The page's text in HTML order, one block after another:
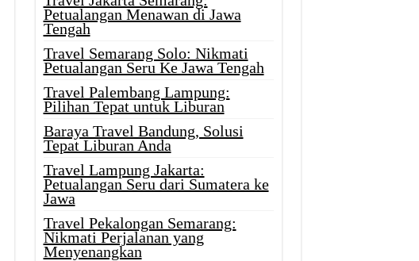
Petualangan Menawan di Jawa
Tengah
Travel Semarang Solo: Nikmati
Petualangan Seru Ke Jawa Tengah
Travel Palembang Lampung:
Pilihan Tepat untuk Liburan
Baraya Travel Bandung, Solusi
Tepat Liburan Anda
Travel Lampung Jakarta:
Petualangan Seru dari Sumatera ke
Jawa
Travel Pekalongan Semarang:
Nikmati Perjalanan yang
Menyenangkan